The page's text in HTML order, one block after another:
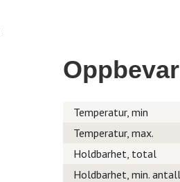
Temperatur, min
Temperatur, max.
Holdbarhet, total
Holdbarhet, min.